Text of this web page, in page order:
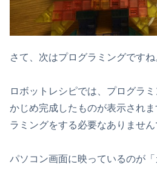
さて、次はプログラミングですね
ロボットレシピでは、プログラ
かじめ完成したものが表示され
ラミングをする必要なありません
パソコン画面に映っているのが